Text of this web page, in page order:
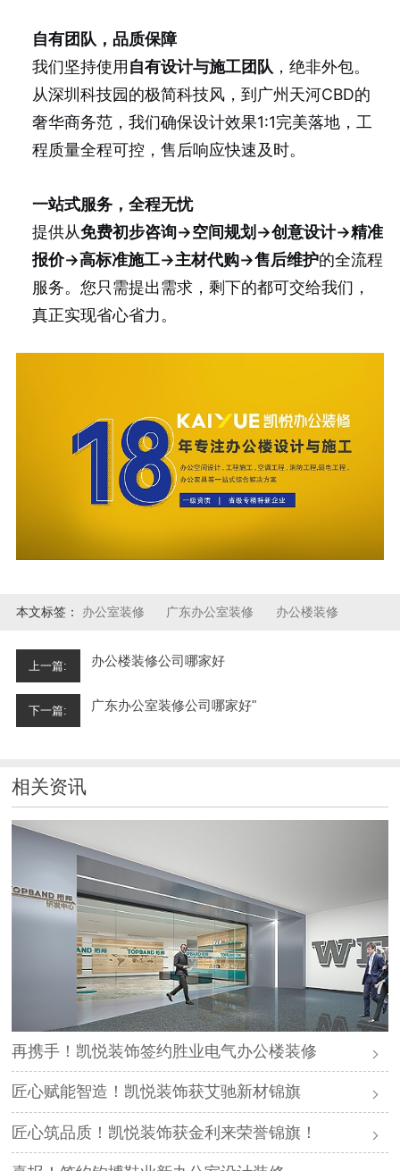
自有团队，品质保障
我们坚持使用 自有设计与施工团队，绝非外包。
从深圳科技园的极简科技风，到广州天河CBD的
奢华商务范，我们确保设计效果1:1完美落地，工
程质量全程可控，售后响应快速及时。
一站式服务，全程无忧
提供从免费初步咨询→空间规划→创意设计→精准
报价→高标准施工→主材代购→售后维护的全流程
服务。您只需提出需求，剩下的都可交给我们，
真正实现省心省力。
本文标签： 办公室装修 广东办公室装修 办公楼装修
上一篇: 办公楼装修公司哪家好
下一篇: 广东办公室装修公司哪家好"
相关资讯
再携手！凯悦装饰签约胜业电气办公楼装修
匠心赋能智造！凯悦装饰获艾驰新材锦旗
匠心筑品质！凯悦装饰获金利来荣誉锦旗！